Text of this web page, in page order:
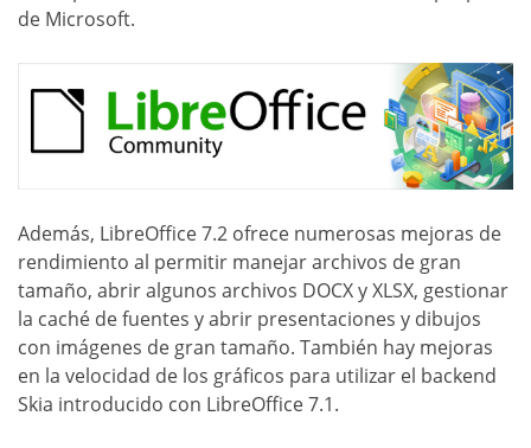
de Microsoft.
Además, LibreOffice 7.2 ofrece numerosas mejoras de
rendimiento al permitir manejar archivos de gran
tamaño, abrir algunos archivos DOCX y XLSX, gestionar
la caché de fuentes y abrir presentaciones y dibujos
con imágenes de gran tamaño. También hay mejoras
en la velocidad de los gráficos para utilizar el backend
Skia introducido con LibreOffice 7.1.